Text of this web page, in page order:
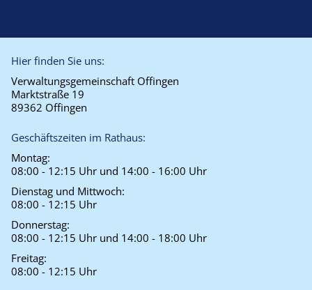
Hier finden Sie uns:
Verwaltungsgemeinschaft Offingen
Marktstraße 19
89362 Offingen
Geschäftszeiten im Rathaus:
Montag:
08:00 - 12:15 Uhr und 14:00 - 16:00 Uhr
Dienstag und Mittwoch:
08:00 - 12:15 Uhr
Donnerstag:
08:00 - 12:15 Uhr und 14:00 - 18:00 Uhr
Freitag:
08:00 - 12:15 Uhr